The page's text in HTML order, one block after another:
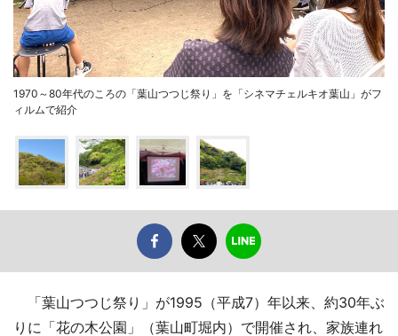
1970～80年代のころの「葉山つつじ祭り」を「シネマチェルキオ葉山」がフ
ィルムで紹介
「葉山つつじ祭り」が1995（平成7）年以来、約30年ぶ
りに「花の木公園」（葉山町堀内）で開催され、家族連れ